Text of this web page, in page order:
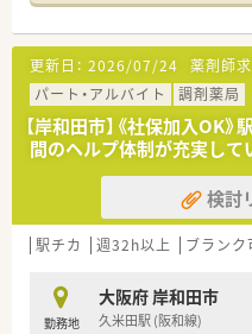
更新日： 2026/07/24 薬剤師求
パート・アルバイト
調剤薬局
【岸和田市】《社保加入OK
間のヘルプ体制が充実して
検討
駅チカ 週32h以上 ブランク
勤務地
大阪府 岸和田市
久米田駅 (阪和線)